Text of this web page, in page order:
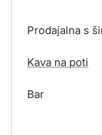
Prodajalna s
Kava na poti
Bar